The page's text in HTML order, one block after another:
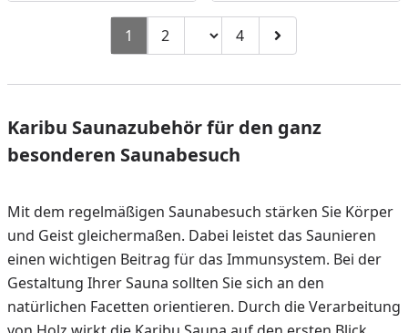
1 Zu Seite 2
2 Seitenzahl ändern
Zu Seite 4
4 Zur nächsten Seite
Karibu Saunazubehör für den ganz
besonderen Saunabesuch
Mit dem regelmäßigen Saunabesuch stärken Sie Körper
und Geist gleichermaßen. Dabei leistet das Saunieren
einen wichtigen Beitrag für das Immunsystem. Bei der
Gestaltung Ihrer Sauna sollten Sie sich an den
natürlichen Facetten orientieren. Durch die Verarbeitung